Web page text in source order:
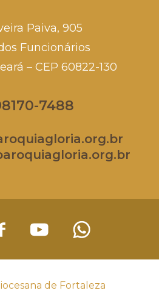
Paiva, 905
Funcionários
– CEP 60822-130
7488
de Fortaleza